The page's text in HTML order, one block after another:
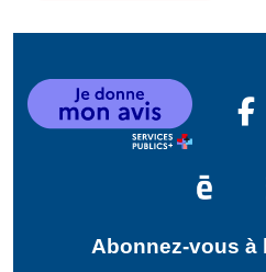
Abonnez-vous à